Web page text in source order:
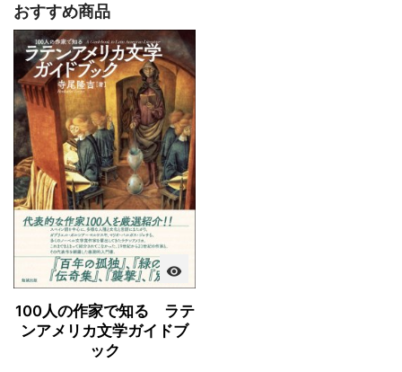
おすすめ商品
visibility
100人の作家で知る ラテ
ンアメリカ文学ガイドブ
ック